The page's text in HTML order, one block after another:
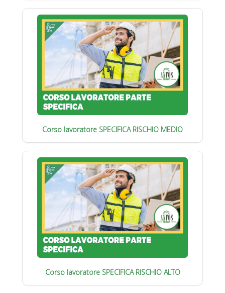
Corso lavoratore SPECIFICA RISCHIO MEDIO
Corso lavoratore SPECIFICA RISCHIO ALTO